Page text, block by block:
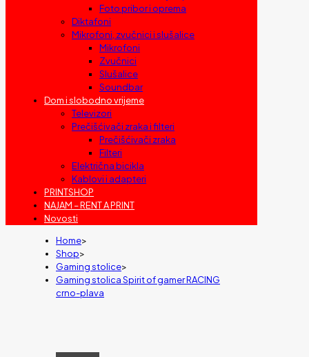
Foto pribor i oprema
Diktafoni
Mikrofoni, zvučnici i slušalice
Mikrofoni
Zvučnici
Slušalice
Soundbar
Dom i slobodno vrijeme
Televizori
Prečišćivači zraka i filteri
Prečišćivači zraka
Filteri
Električna bicikla
Kablovi i adapteri
PRINTSHOP
NAJAM – RENT A PRINT
Novosti
Home>
Shop>
Gaming stolice>
Gaming stolica Spirit of gamer RACING
crno-plava